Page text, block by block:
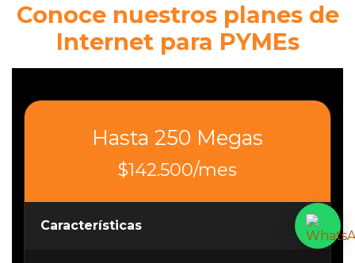
Conoce nuestros planes de
Internet para PYMEs
Hasta 250 Megas
$142.500/mes
Características